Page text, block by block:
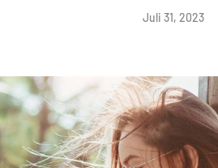
Juli 31, 2023